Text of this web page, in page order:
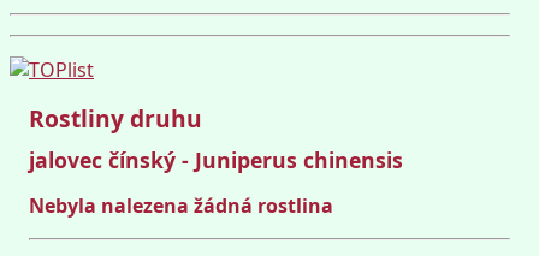
Rostliny druhu
jalovec čínský - Juniperus chinensis
Nebyla nalezena žádná rostlina